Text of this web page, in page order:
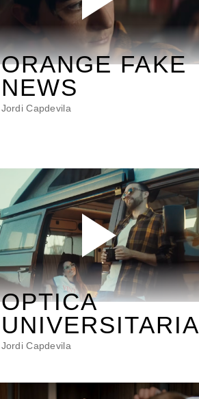
ORANGE FAKE
NEWS
Jordi Capdevila
OPTICA
UNIVERSITARIA
Jordi Capdevila